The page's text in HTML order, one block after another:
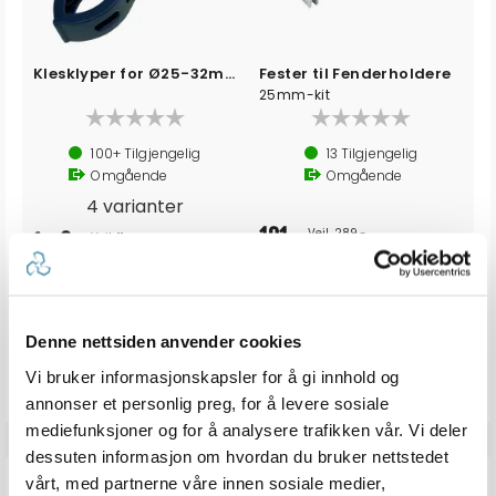
Denne nettsiden anvender cookies
Vi bruker informasjonskapsler for å gi innhold og
annonser et personlig preg, for å levere sosiale
mediefunksjoner og for å analysere trafikken vår. Vi deler
dessuten informasjon om hvordan du bruker nettstedet
vårt, med partnerne våre innen sosiale medier,
Klesklyper for Ø25-32mm rekke
100+Tilgjengelig
Omgående
4 varianter
6,- Veil. 11,-
Fester til Fenderholdere
25mm-kit
13 Tilgjengelig
Omgående
191,- Veil. 289,-
sammen med denne varen, og har nødvendigvis ingen
sammeheng med den aktuelle varen.